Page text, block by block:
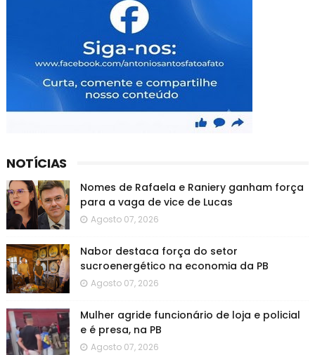
NOTÍCIAS
Nomes de Rafaela e Raniery ganham força
para a vaga de vice de Lucas
Agosto 07, 2026
Nabor destaca força do setor
sucroenergético na economia da PB
Agosto 07, 2026
Mulher agride funcionário de loja e policial
e é presa, na PB
Agosto 07, 2026